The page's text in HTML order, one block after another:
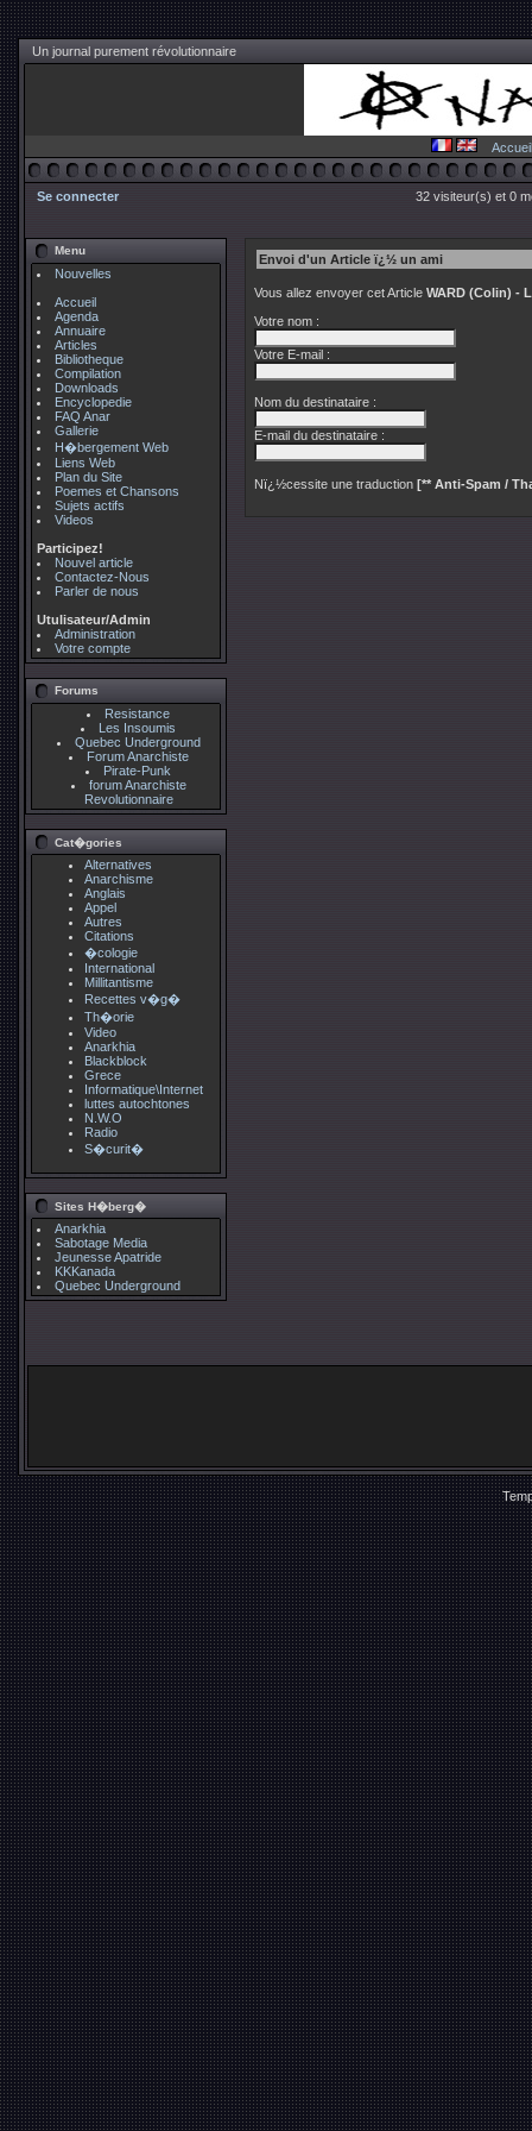
Un journal purement révolutionnaire
Accueil
Se connecter 32 visiteur(s) et 0
Menu
Nouvelles
Accueil
Agenda
Annuaire
Articles
Bibliotheque
Compilation
Downloads
Encyclopedie
FAQ Anar
Gallerie
H�bergement Web
Liens Web
Plan du Site
Poemes et Chansons
Sujets actifs
Videos
Participez!
Nouvel article
Contactez-Nous
Parler de nous
Utulisateur/Admin
Administration
Votre compte
Forums
Resistance
Les Insoumis
Quebec Underground
Forum Anarchiste
Pirate-Punk
forum Anarchiste
Revolutionnaire
Cat�gories
Alternatives
Anarchisme
Anglais
Appel
Autres
Citations
�cologie
International
Millitantisme
Recettes v�g�
Th�orie
Video
Anarkhia
Blackblock
Grece
Informatique\Internet
luttes autochtones
N.W.O
Radio
S�curit�
Sites H�berg�
Anarkhia
Sabotage Media
Jeunesse Apatride
KKKanada
Quebec Underground
Envoi d'un Article ï¿½ un ami
Vous allez envoyer cet Article WARD (Colin) -
Votre nom :
Votre E-mail :
Nom du destinataire :
E-mail du destinataire :
Nï¿½cessite une traduction [** Anti-Spam /